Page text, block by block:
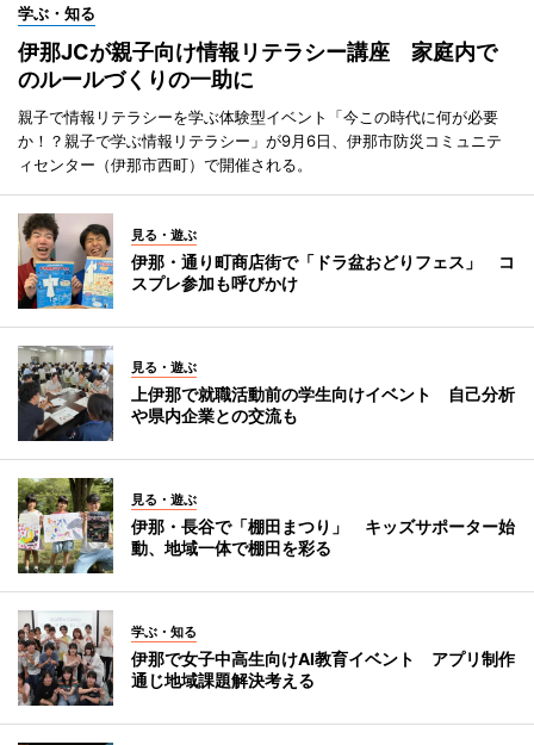
学ぶ・知る
伊那JCが親子向け情報リテラシー講座 家庭内で
のルールづくりの一助に
親子で情報リテラシーを学ぶ体験型イベント「今この時代に何が必要
か！？親子で学ぶ情報リテラシー」が9月6日、伊那市防災コミュニテ
ィセンター（伊那市西町）で開催される。
見る・遊ぶ
伊那・通り町商店街で「ドラ盆おどりフェス」 コ
スプレ参加も呼びかけ
見る・遊ぶ
上伊那で就職活動前の学生向けイベント 自己分析
や県内企業との交流も
見る・遊ぶ
伊那・長谷で「棚田まつり」 キッズサポーター始
動、地域一体で棚田を彩る
学ぶ・知る
伊那で女子中高生向けAI教育イベント アプリ制作
通じ地域課題解決考える